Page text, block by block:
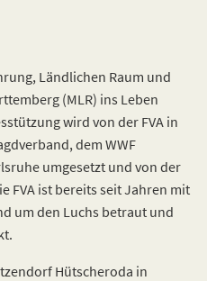
Ländlichen Raum und
(MLR) ins Leben
wird von der FVA in
dem WWF
umgesetzt und von der
FVA ist bereits seit Jahren mit
um den Luchs betraut und
Hütscheroda in